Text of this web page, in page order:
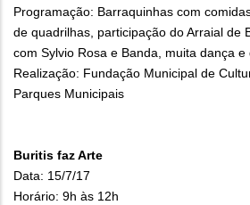
Programação: Barraquinhas com
de quadrilhas, participação do Arraial de
com Sylvio Rosa e Banda, muita dança e
Realização: Fundação Municipal de
Parques Municipais
Buritis faz Arte
Data: 15/7/17
Horário: 9h às 12h